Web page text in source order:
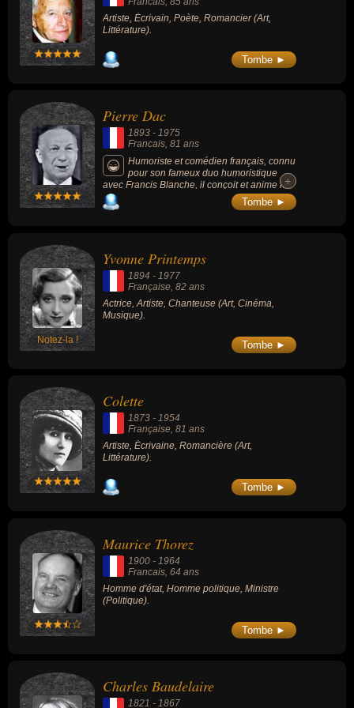
Artiste, Écrivain, Poète, Romancier (Art,
Littérature).
Tombe ►
Pierre Dac
1893 - 1975
Francais, 81 ans
Humoriste et comédien français, connu
pour son fameux duo humoristique
avec Francis Blanche, il conçoit et anime les
populaires séries radiophoniques « Signé
Furax » (1968-1969) et « Bons baisers de
rigoureusement intégral qui ne sert
absolument à rien et peut donc servir à tout)
et popularise l'expression « loufoque ».
+
+
Tombe ►
Notez-la !
Yvonne Printemps
1894 - 1977
Française , 82 ans
Actrice, Artiste, Chanteuse (Art, Cinéma,
Musique).
Tombe ►
Colette
1873 - 1954
Française, 81 ans
Artiste, Écrivaine, Romancière (Art,
Littérature).
Tombe ►
Maurice Thorez
1900 - 1964
Francais , 64 ans
Homme d'état, Homme politique, Ministre
(Politique).
Tombe ►
Charles Baudelaire
1821 - 1867